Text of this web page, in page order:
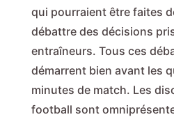
qui pourraient être faites
débattre des décisions
entraîneurs. Tous ces
démarrent bien avant les
minutes de match. Les
football sont